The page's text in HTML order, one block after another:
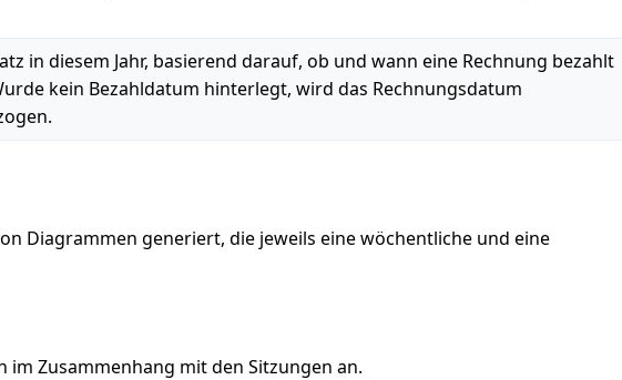
in diesem Jahr, basierend darauf, ob und wann eine Rechnung bezahlt
kein Bezahldatum hinterlegt, wird das Rechnungsdatum
Diagrammen generiert, die jeweils eine wöchentliche und eine
im Zusammenhang mit den Sitzungen an.